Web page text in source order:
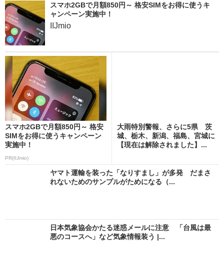
スマホ2GBで月額850円～ 格安SIMをお得に使うキ
ャンペーン実施中！
IIJmio
スマホ2GBで月額850円～ 格安
SIMをお得に使うキャンペーン
実施中！
PR(IIJmio)
大雨特別警報、さらに5県 茨
城、栃木、新潟、福島、宮城に
【現在は解除されました】...
ヤマト運輸を装った「なりすまし」が多発 だまさ
れないためのサンプルがためになる（...
日本気象協会かたる迷惑メールに注意 「台風は最
悪のコースへ」など気象情報装う |...